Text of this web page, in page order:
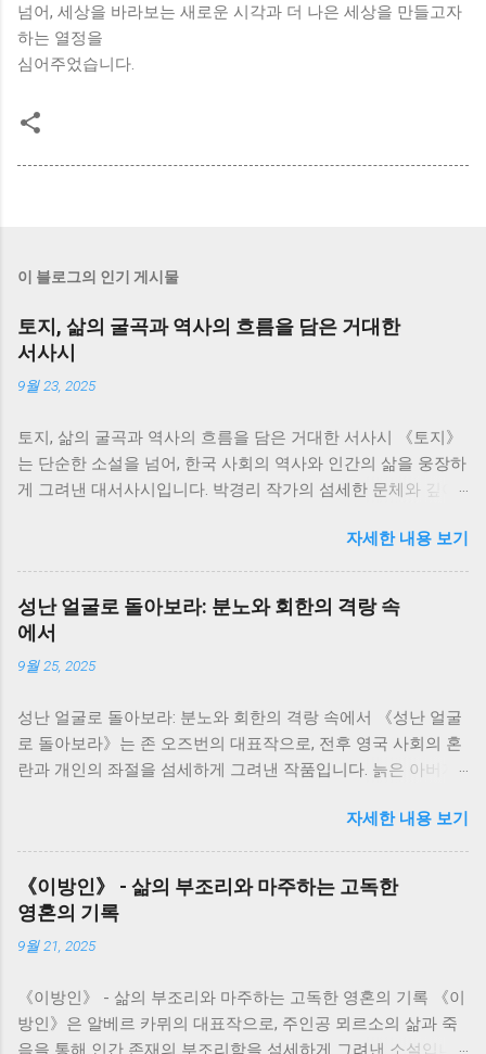
넘어, 세상을 바라보는 새로운 시각과 더 나은 세상을 만들고자
하는 열정을
심어주었습니다.
이 블로그의 인기 게시물
토지, 삶의 굴곡과 역사의 흐름을 담은 거대한
서사시
9월 23, 2025
토지, 삶의 굴곡과 역사의 흐름을 담은 거대한 서사시 《토지》
는 단순한 소설을 넘어, 한국 사회의 역사와 인간의 삶을 웅장하
게 그려낸 대서사시입니다. 박경리 작가의 섬세한 문체와 깊이
책 속 세상에 흠뻑 빠져들게 만듭니다. 저는 이 책을 통해 한국
의 근현대사를 생생하게 느끼면서, 동시에 인간 삶의 덧없음과
강인함에 대해 깊이 생각해 볼 수 있었습니다. 소설은 서희의 삶
을 중심으로 전개됩니다. 그녀의 삶은 단순한 개인의 이야기가
아니라, 일제강점기부터 한국전쟁, 그리고 산업화 시대까지 격
동의 시대를 살아온 한국인들의 삶의 축소판과 같습니다. 서희
속에서도 꿋꿋하게 자신의 삶을 지켜나가려는 의지를 보여줍니
다. 그녀의 삶은 마치 끊임없이 흐르는 강물처럼, 때로는 잔잔하
게, 때로는 격렬하게 흘러갑니다. 저는 서희의 삶을 따라가면서,
그리고 그럼에도 불구하고 인간이 지닌 생존과 번영에 대한 강
한 의지를 느낄 수 있었습니다. 소설 속 인물들은 저마다의 고유
한 개성과 사연을 가지고 있습니다. 그들은 서로 얽히고설키며,
복잡한 인간관계를 만들어냅니다. 이러한 인물들의 관계는 단
이기도 합니다. 특히, 봉수와 서희의 관계는 시대적 배경과 맞물
시대의 아픔과 희생을 담고 있으며, 그들의 관계를 통해 저는 사
랑과 이별, 그리고 희생의 의미를 다시 한번 생각해 보게 되었습
자세한 내용 보기
성난 얼굴로 돌아보라: 분노와 회한의 격랑 속
에서
9월 25, 2025
성난 얼굴로 돌아보라: 분노와 회한의 격랑 속에서 《성난 얼굴
로 돌아보라》는 존 오즈번의 대표작으로, 전후 영국 사회의 혼
란과 개인의 좌절을 섬세하게 그려낸 작품입니다. 늙은 아버지
화 속에서 흔들리는 인간의 존재와 가족 관계의 의미를 깊이 있
게 사유하게 만듭니다. 저는 이 책을 읽으면서, 단순한 가족극을
넘어, 시대의 아픔과 개인의 고독이 만들어내는 격렬한 감정의
소용돌이를 경험했습니다. 책의 주인공인 지미 포터는 전쟁 후
삶의 낙오자로 전락한 인물입니다. 그는 젊은 시절의 꿈과 열정
을 잃어버리고, 끊임없는 자기혐오와 불안에 시달립니다. 아버
제가 됩니다. 아버지는 낡은 가치관에 집착하며, 변화하는 시대
에 적응하지 못하는 모습을 보여줍니다. 지미는 아버지의 낡은
자세한 내용 보기
《이방인》 - 삶의 부조리와 마주하는 고독한
영혼의 기록
9월 21, 2025
《이방인》 - 삶의 부조리와 마주하는 고독한 영혼의 기록 《이
방인》은 알베르 카뮈의 대표작으로, 주인공 뫼르소의 삶과 죽
음을 통해 인간 존재의 부조리함을 섬세하게 그려낸 소설입니